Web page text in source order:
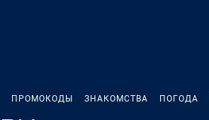
ПРОМОКОДЫ ЗНАКОМСТВА ПОГОДА